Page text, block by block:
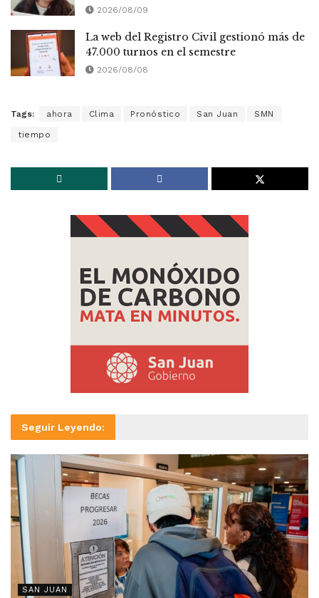
2026/08/09
La web del Registro Civil gestionó más de
47.000 turnos en el semestre
2026/08/08
Tags: ahora Clima Pronóstico San Juan SMN
tiempo
Seguir Leyendo:
SAN JUAN